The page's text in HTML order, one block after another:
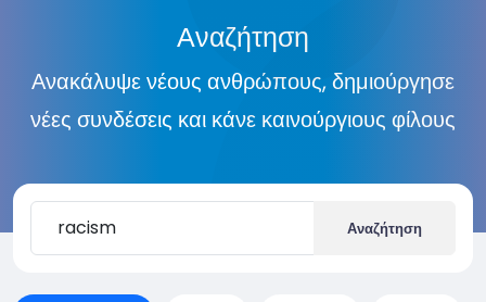
Αναζήτηση
Ανακάλυψε νέους ανθρώπους, δημιούργησε
νέες συνδέσεις και κάνε καινούργιους φίλους
Αναζήτηση